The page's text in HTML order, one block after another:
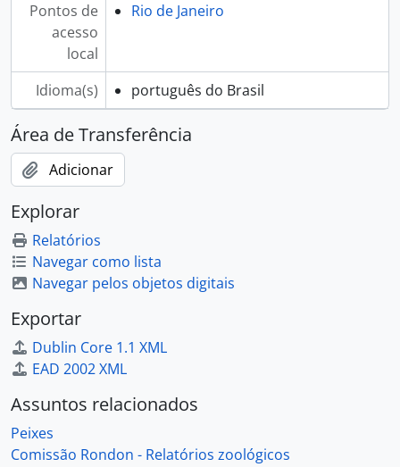
Pontos de
acesso
local
Rio de Janeiro
Idioma(s) português do Brasil
Área de Transferência
Adicionar
Explorar
Relatórios
Navegar como lista
Navegar pelos objetos digitais
Exportar
Dublin Core 1.1 XML
EAD 2002 XML
Assuntos relacionados
Peixes
Comissão Rondon - Relatórios zoológicos